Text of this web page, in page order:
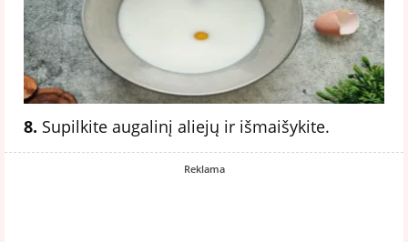
8. Supilkite augalinį aliejų ir išmaišykite.
Reklama